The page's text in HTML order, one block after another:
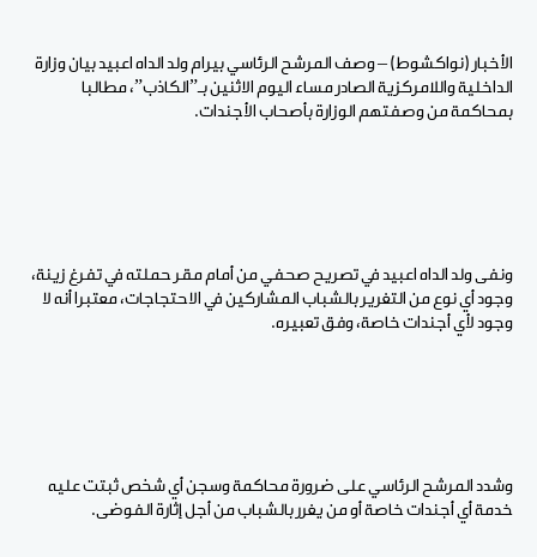
الأخبار (نواكشوط) – وصف المرشح الرئاسي بيرام ولد الداه اعبيد بيان وزارة
الداخلية واللامركزية الصادر مساء اليوم الاثنين بـ”الكاذب”، مطالبا
بمحاكمة من وصفتهم الوزارة بأصحاب الأجندات.
ونفى ولد الداه اعبيد في تصريح صحفي من أمام مقر حملته في تفرغ زينة،
وجود أي نوع من التغرير بالشباب المشاركين في الاحتجاجات، معتبرا أنه لا
وجود لأي أجندات خاصة، وفق تعبيره.
وشدد المرشح الرئاسي على ضرورة محاكمة وسجن أي شخص ثبتت عليه
خدمة أي أجندات خاصة أو من يغرر بالشباب من أجل إثارة الفوضى.